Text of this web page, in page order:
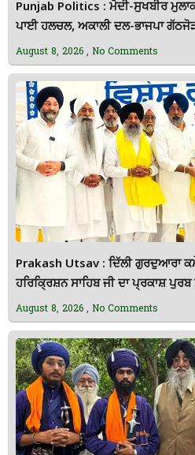
Punjab Politics : ਮੋਦੀ-ਸੁਖਬੀਰ
ਪਾਈ ਹਲਚਲ, ਅਕਾਲੀ ਦਲ-ਭਾਜਪਾ
August 8, 2026 No Comments
Prakash Utsav : ਦਿੱਲੀ ਗੁਰਦੁਆਰਾ
ਹਰਿਕ੍ਰਿਸ਼ਨ ਸਾਹਿਬ ਜੀ ਦਾ ਪ੍ਰਕਾਸ਼
August 8, 2026 No Comments